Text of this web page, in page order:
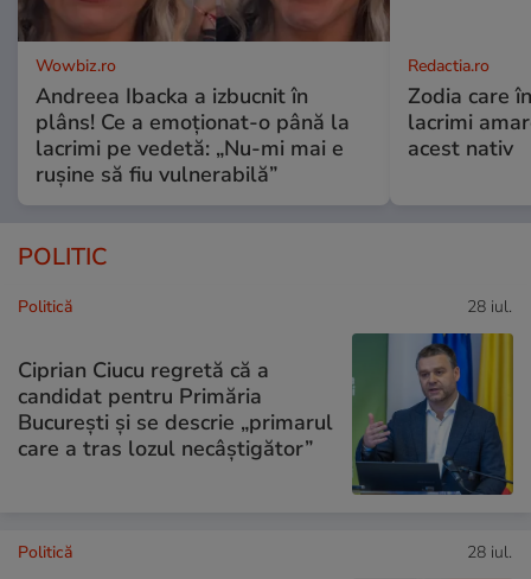
Wowbiz.ro
Andreea Ibacka a izbucnit în
plâns! Ce a emoționat-o până la
lacrimi pe vedetă: „Nu-mi mai e
rușine să fiu vulnerabilă”
Redactia.ro
Zodia care
lacrimi
acest nativ
POLITIC
Politică 28 iul.
Ciprian Ciucu regretă că a
candidat pentru Primăria
București și se descrie „primarul
care a tras lozul necâștigător”
Politică 28 iul.